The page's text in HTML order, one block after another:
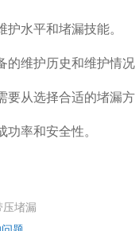
水平和堵漏技能。
维护历史和维护情
选择合适的堵漏方
率和安全性。
压堵漏